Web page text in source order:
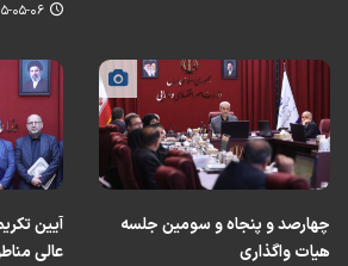
۱۴۰۵-۰۵-
چهارصد و پنجاه و سومین جلسه
هیات واگذاری
آیین
عالی